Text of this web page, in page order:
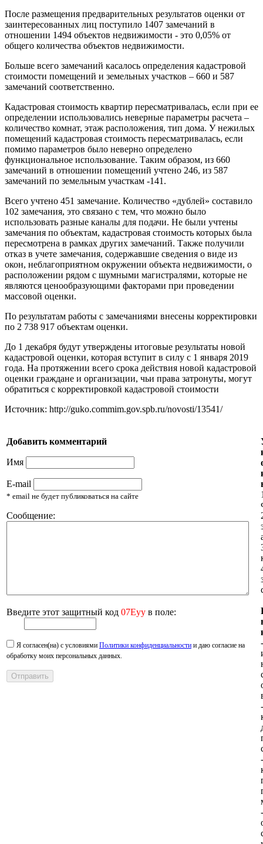
После размещения предварительных результатов оценки от
заинтересованных лиц поступило 1407 замечаний в
отношении 1494 объектов недвижимости - это 0,05% от
общего количества объектов недвижимости.
Больше всего замечаний касалось определения кадастровой
стоимости помещений и земельных участков – 660 и 587
замечаний соответственно.
Кадастровая стоимость квартир пересматривалась, если при ее
определении использовались неверные параметры расчета –
количество комнат, этаж расположения, тип дома. У нежилых
помещений кадастровая стоимость пересматривалась, если
помимо параметров было неверно определено
функциональное использование. Таким образом, из 660
замечаний в отношении помещений учтено 246, из 587
замечаний по земельным участкам -141.
Всего учтено 451 замечание. Количество «дублей» составило
102 замечания, это связано с тем, что можно было
использовать разные каналы для подачи. Не были учтены
замечания по объектам, кадастровая стоимость которых была
пересмотрена в рамках других замечаний. Также получили
отказ в учете замечания, содержавшие сведения о виде из
окон, неблагоприятном окружении объекта недвижимости, о
расположении рядом с шумными магистралями, которые не
являются ценообразующими факторами при проведении
массовой оценки.
По результатам работы с замечаниями внесены корректировки
по 2 738 917 объектам оценки.
До 1 декабря будут утверждены итоговые результаты новой
кадастровой оценки, которая вступит в силу с 1 января 2019
года. На протяжении всего срока действия новой кадастровой
оценки граждане и организации, чьи права затронуты, могут
обратиться с корректировкой кадастровой стоимости
Источник: http://guko.commim.gov.spb.ru/novosti/13541/
Добавить комментарий
Имя
E-mail
* email не будет публиковаться на сайте
Сообщение:
Введите этот защитный код 07Eyy в поле:
Я согласен(на) с условиями Политики конфиденциальности и даю согласие на
обработку моих персональных данных.